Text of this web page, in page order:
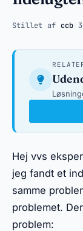
Stillet af ccb
Hej vvs
jeg fandt et
samme
problemet.
problem: